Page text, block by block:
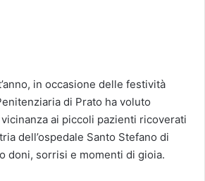
in occasione delle festività
di Prato ha voluto
ai piccoli pazienti ricoverati
dell’ospedale Santo Stefano di
doni, sorrisi e momenti di gioia.